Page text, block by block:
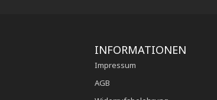
INFORMATIONEN
Impressum
AGB